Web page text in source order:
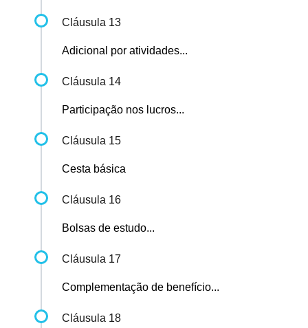
Cláusula 13
Adicional por atividades...
Cláusula 14
Participação nos lucros...
Cláusula 15
Cesta básica
Cláusula 16
Bolsas de estudo...
Cláusula 17
Complementação de benefício...
Cláusula 18